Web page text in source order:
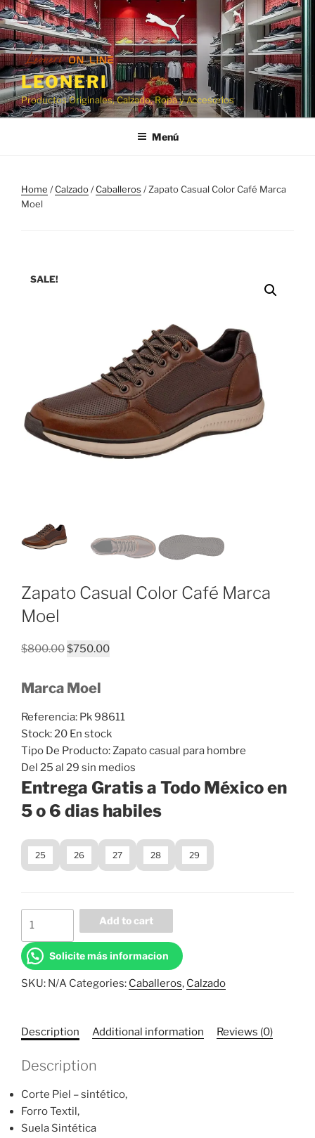
Ir
al
contenido
LEONERI
Productos Originales, Calzado, Ropa y Accesorios
Menú
Home /Calzado/Caballeros / Zapato Casual Color Café Marca
Moel
SALE!
Zapato Casual Color Café Marca
Moel
$800.00Original
was:
$750.00Current
Marca Moel
Referencia: Pk98611
Stock:20 En stock
Tipo De Producto:Zapato casual para hombre
Del 25 al 29 sin medios
Entrega Gratis a Todo México en
5 o 6 dias habiles
25 26 27 28 29
Color
Café
Marca
Add to cart
Solicite más informacion
SKU: N/A Categories: Caballeros, Calzado
Description Additional information Reviews (0)
Description
Corte Piel – sintético,
Forro Textil,
Suela Sintética